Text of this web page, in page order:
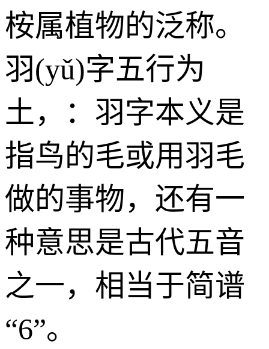
桉属植物的泛称。
羽(yǔ)字五行为
土，：羽字本义是
指鸟的毛或用羽毛
做的事物，还有一
种意思是古代五音
之一，相当于简谱
“6”。